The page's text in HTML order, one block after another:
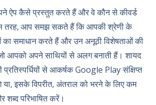
ऐप कैसे प्रस्तुत करते हैं और वे कौन से कीवर्ड
तरह, आप समझ सकते हैं कि आपकी श्रेणी के
का समाधान करते हैं और उन अनूठी विशेषताओं की
आपको अपने साथियों से अलग बनाती हैं। शायद
से आकर्षक Google Play संक्षिप्त
या, इसके विपरीत, अंतराल को भरने के लिए कम
शब्द परिभाषित करें।